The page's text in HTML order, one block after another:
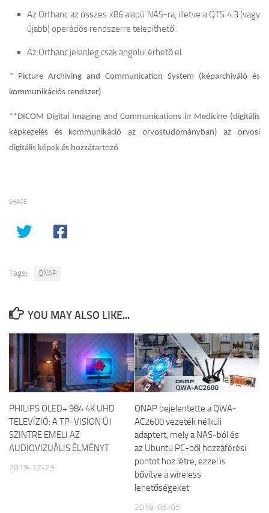
Az Orthanc az összes x86 alapú NAS-ra, illetve a QTS 4.3 (vagy
újabb) operációs rendszerre telepíthető.
Az Orthanc jelenleg csak angolul érhető el.
* Picture Archiving and Communication System (képarchiváló és
kommunikációs rendszer)
**DICOM Digital Imaging and Communications in Medicine (digitális
képkezelés és kommunikáció az orvostudományban) az orvosi
digitális képek és hozzátartozó
SHARE
Tags: QNAP
YOU MAY ALSO LIKE...
PHILIPS OLED+ 984 4K UHD
TELEVÍZIÓ: A TP-VISION ÚJ
SZINTRE EMELI AZ
AUDIOVIZUÁLIS ÉLMÉNYT
2019-12-23
QNAP bejelentette a QWA-
AC2600 vezeték nélküli
adaptert, mely a NAS-ból és
az Ubuntu PC-ből hozzáférési
pontot hoz létre, ezzel is
bővítve a wireless
lehetőségeket
2018-06-05